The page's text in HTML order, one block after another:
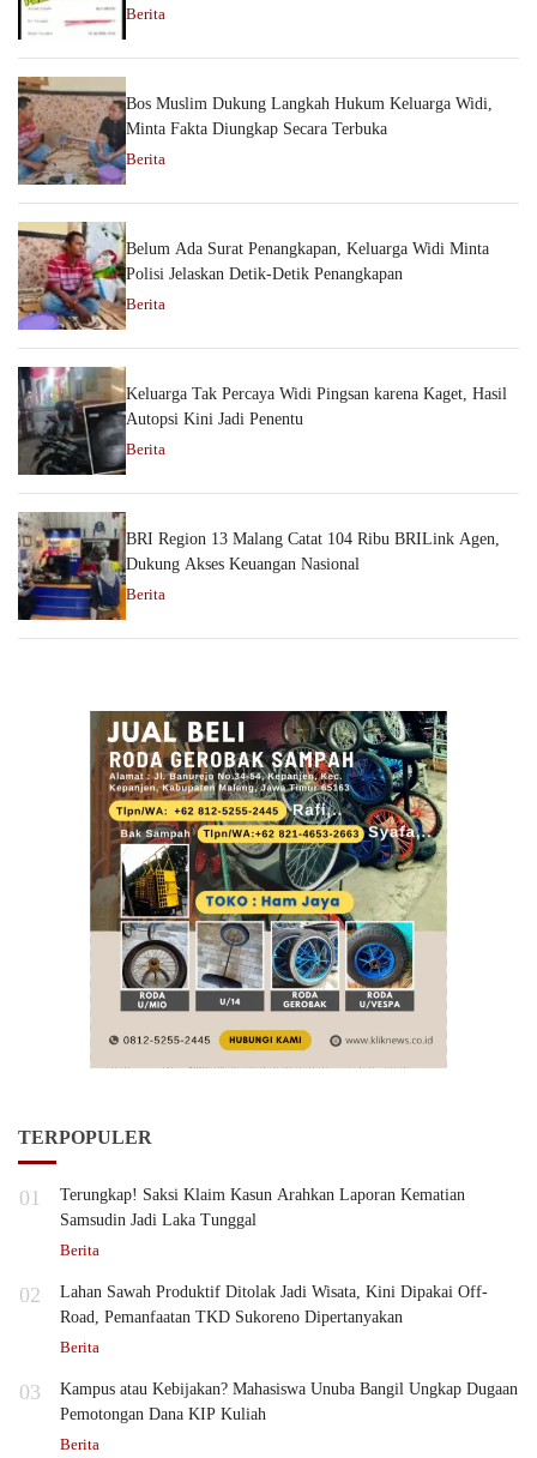
Berita
Bos Muslim Dukung Langkah Hukum Keluarga Widi,
Minta Fakta Diungkap Secara Terbuka
Berita
Belum Ada Surat Penangkapan, Keluarga Widi Minta
Polisi Jelaskan Detik-Detik Penangkapan
Berita
Keluarga Tak Percaya Widi Pingsan karena Kaget, Hasil
Autopsi Kini Jadi Penentu
Berita
BRI Region 13 Malang Catat 104 Ribu BRILink Agen,
Dukung Akses Keuangan Nasional
Berita
TERPOPULER
01
Terungkap! Saksi Klaim Kasun Arahkan Laporan Kematian
Samsudin Jadi Laka Tunggal
Berita
02
Lahan Sawah Produktif Ditolak Jadi Wisata, Kini Dipakai Off-
Road, Pemanfaatan TKD Sukoreno Dipertanyakan
Berita
03
Kampus atau Kebijakan? Mahasiswa Unuba Bangil Ungkap Dugaan
Pemotongan Dana KIP Kuliah
Berita